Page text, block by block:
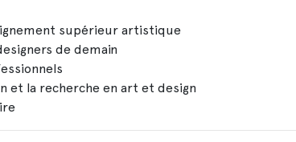
supérieur artistique
de demain
et la recherche en art et design